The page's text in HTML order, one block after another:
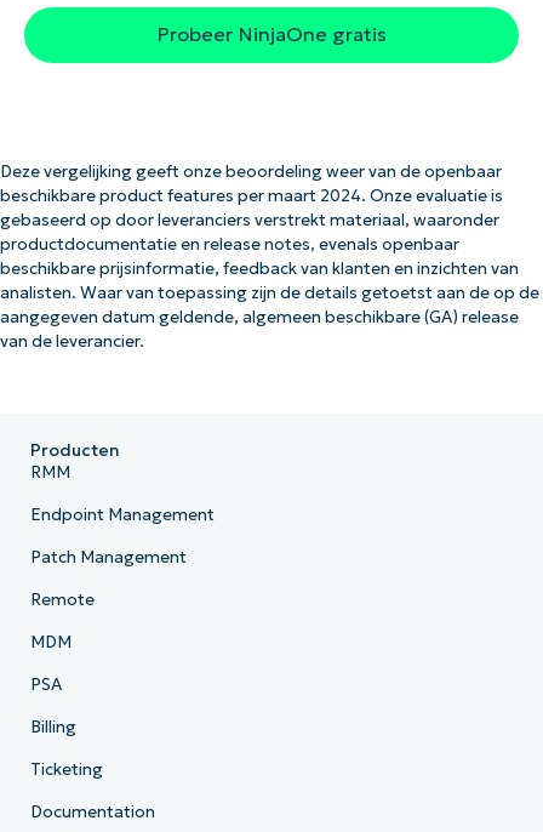
Probeer NinjaOne gratis
Deze vergelijking geeft onze beoordeling weer van de openbaar
beschikbare product features per maart 2024. Onze evaluatie is
gebaseerd op door leveranciers verstrekt materiaal, waaronder
productdocumentatie en release notes, evenals openbaar
beschikbare prijsinformatie, feedback van klanten en inzichten van
analisten. Waar van toepassing zijn de details getoetst aan de op de
aangegeven datum geldende, algemeen beschikbare (GA) release
van de leverancier.
Producten
RMM
Endpoint Management
Patch Management
Remote
MDM
PSA
Billing
Ticketing
Documentation